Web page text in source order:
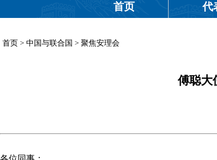
首页 代
首页 > 中国与联合国 > 聚焦安理会
傅聪大